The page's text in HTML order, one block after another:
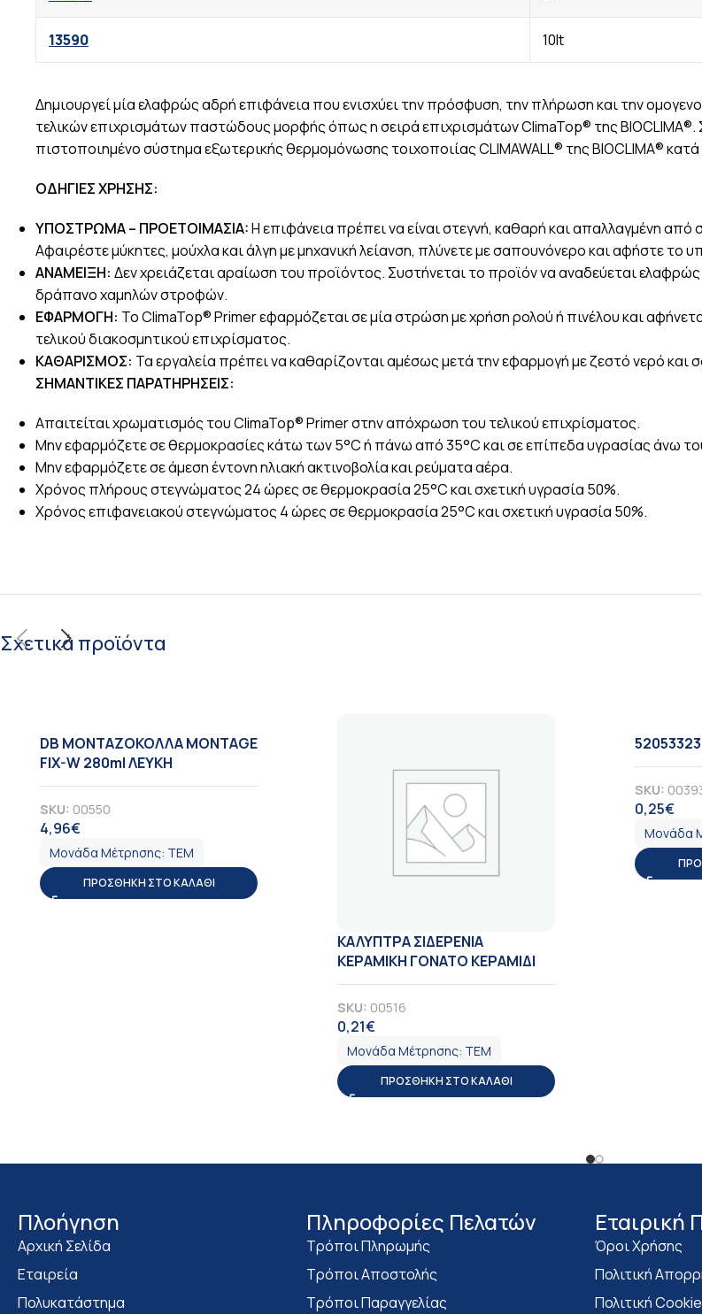
13590 10lt
Δημιουργεί μία ελαφρώς αδρή επιφάνεια που ενισχύει την πρόσφυση, την πλήρωση και την
τελικών επιχρισμάτων παστώδους μορφής όπως η σειρά επιχρισμάτων ClimaTop® της
πιστοποιημένο σύστημα εξωτερικής θερμομόνωσης τοιχοποιίας CLIMAWALL® της BIOCLIMA®
ΟΔΗΓΙΕΣ ΧΡΗΣΗΣ:
ΥΠΟΣΤΡΩΜΑ – ΠΡΟΕΤΟΙΜΑΣIA:Η επιφάνεια πρέπει να είναι στεγνή, καθαρή και απαλλαγμένη
Αφαιρέστε μύκητες, μούχλα και άλγη με μηχανική λείανση, πλύνετε με σαπουνόνερο και αφήστε το
ΑΝΑΜΕΙΞΗ: Δεν χρειάζεται αραίωση του προϊόντος. Συστήνεται το προϊόν να αναδεύεται
δράπανο χαμηλών στροφών.
ΕΦΑΡΜΟΓΗ: Το ClimaTop® Primer εφαρμόζεται σε μία στρώση με χρήση ρολού ή πινέλου και
τελικού διακοσμητικού επιχρίσματος.
ΚΑΘΑΡΙΣΜΟΣ: Τα εργαλεία πρέπει να καθαρίζονται αμέσως μετά την εφαρμογή με ζεστό νερό και
ΣΗΜΑΝΤΙΚΕΣ ΠΑΡΑΤΗΡΗΣΕΙΣ:
Απαιτείται χρωματισμός του ClimaTop® Primer στην απόχρωση του τελικού επιχρίσματος.
Μην εφαρμόζετε σε θερμοκρασίες κάτω των 5°C ή πάνω από 35°C και σε επίπεδα υγρασίας άνω
Μην εφαρμόζετε σε άμεση έντονη ηλιακή ακτινοβολία και ρεύματα αέρα.
Χρόνος πλήρους στεγνώματος 24 ώρες σε θερμοκρασία 25°C και σχετική υγρασία 50%.
Χρόνος επιφανειακού στεγνώματος 4 ώρες σε θερμοκρασία 25°C και σχετική υγρασία 50%.
Σχετικά προϊόντα
DB ΜΟΝΤΑΖΟΚΟΛΛΑ MONTAGE
FIX-W 280ml ΛΕΥΚΗ
SKU: 00550
4,96€
Μονάδα Μέτρησης: ΤΕΜ
ΠΡΟΣΘΉΚΗ ΣΤΟ ΚΑΛΆΘΙ
ΚΑΛΥΠΤΡΑ ΣΙΔΕΡΕΝΙΑ
ΚΕΡΑΜΙΚΗ ΓΟΝΑΤΟ ΚΕΡΑΜΙΔΙ
SKU: 00516
0,21€
Μονάδα Μέτρησης: ΤΕΜ
ΠΡΟΣΘΉΚΗ ΣΤΟ ΚΑΛΆΘΙ
SKU:
0,25€
Μονάδα
Πλοήγηση
Αρχική Σελίδα
Εταιρεία
Πολυκατάστημα
Πληροφορίες Πελατών
Τρόποι Πληρωμής
Τρόποι Αποστολής
Τρόποι Παραγγελίας
Eταιρική
Όροι Χρήσης
Πολιτική
Πολιτική